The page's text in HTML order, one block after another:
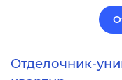
Отделочник-